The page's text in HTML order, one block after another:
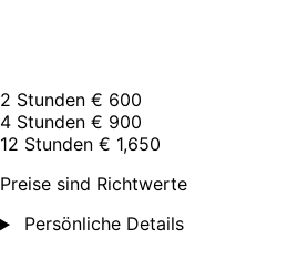
2 Stunden € 600
4 Stunden € 900
12 Stunden € 1,650
Preise sind Richtwerte
Persönliche Details